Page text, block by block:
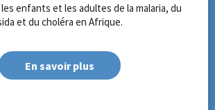
enfants et les adultes de la malaria, du
et du choléra en Afrique.
En savoir plus